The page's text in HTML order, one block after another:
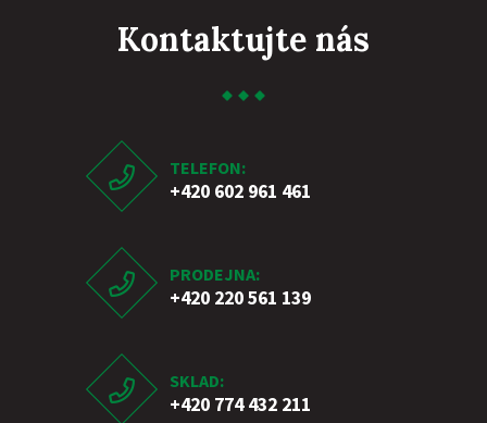
Kontaktujte nás
TELEFON:
+420 602 961 461
PRODEJNA:
+420 220 561 139
SKLAD:
+420 774 432 211